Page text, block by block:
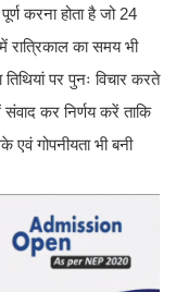
करना होता है जो 24
का समय भी
तिथियां पर पुनः विचार करते
कर निर्णय करें ताकि
एवं गोपनीयता भी बनी